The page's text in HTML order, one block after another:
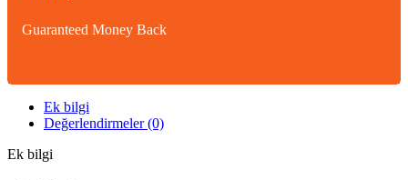
Guaranteed Money Back
Ek bilgi
Değerlendirmeler (0)
Ek bilgi